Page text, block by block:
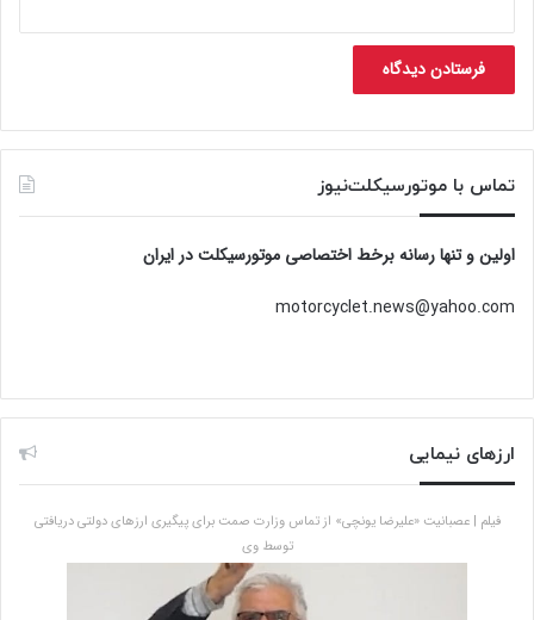
تماس با موتورسیکلت‌نیوز
اولین و تنها رسانه برخط اختصاصی موتورسیکلت در ایران
motorcyclet.news@yahoo.com
ارزهای نیمایی
فیلم | عصبانیت «علیرضا یونچی» از تماس وزارت صمت برای پیگیری ارزهای دولتی دریافتی
توسط وی